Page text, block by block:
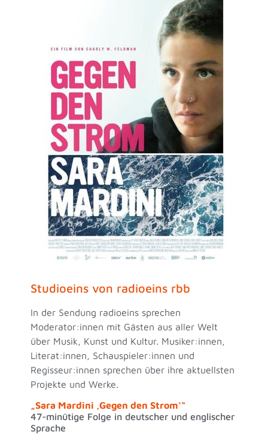
Studioeins von radioeins rbb
In der Sendung radioeins sprechen
Moderator:innen mit Gästen aus aller Welt
über Musik, Kunst und Kultur. Musiker:innen,
Literat:innen, Schauspieler:innen und
Regisseur:innen sprechen über ihre aktuellsten
Projekte und Werke.
„Sara Mardini ‚Gegen den Strom‘“
47-minütige Folge in deutscher und englischer
Sprache